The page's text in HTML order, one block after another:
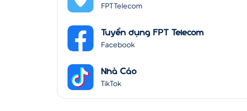
FPT Telecom
Tuyển dụng FPT Telecom
Facebook
Nhà Cáo
TikTok